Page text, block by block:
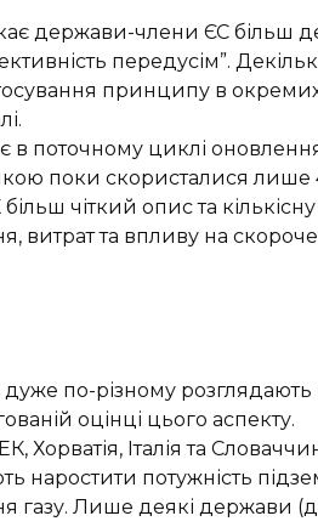
держави-члени ЄС більш
передусім”.
принципу в
в поточному циклі
поки скористалися лише
чіткий опис та кількісну
витрат та впливу на
по-різному розглядають
оцінці цього аспекту.
Хорватія, Італія та
наростити потужність
газу. Лише деякі держави